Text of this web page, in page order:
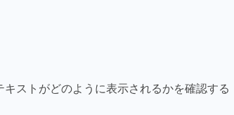
ストがどのように表示されるかを確認する